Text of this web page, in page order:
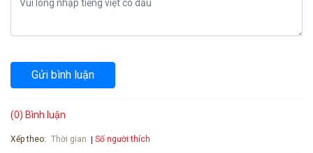
Gửi bình luận
(0) Bình luận
Xếp theo: Thời gian Số người thích